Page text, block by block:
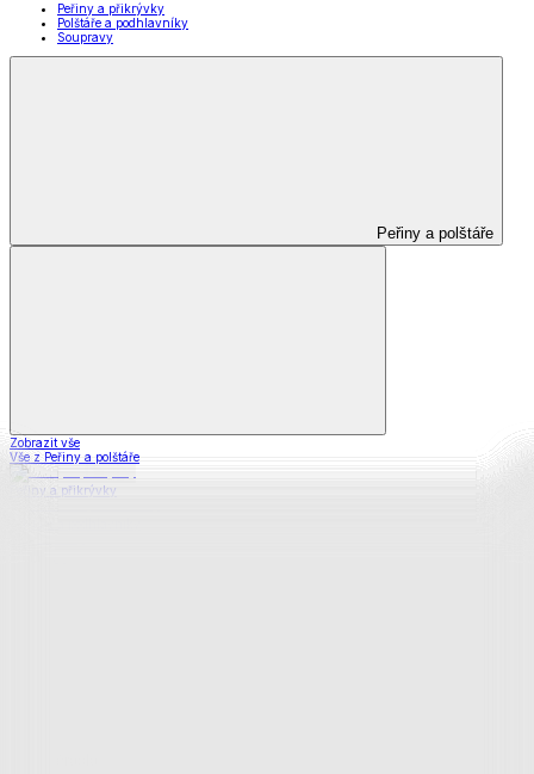
Peřiny a přikrývky
Polštáře a podhlavníky
Soupravy
Peřiny a polštáře
Zobrazit vše
Vše z Peřiny a polštáře
Peřiny a přikrývky